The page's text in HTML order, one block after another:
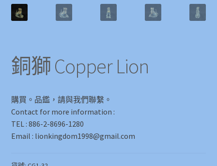
銅獅 Copper Lion
購買。品鑑，請與我們聯繫。
Contact for more information :
TEL : 886-2-8696-1280
Email : lionkingdom1998@gmail.com